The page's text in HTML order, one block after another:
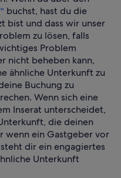
buchst, hast du die
bist und dass wir unser
zu lösen, falls
Problem
nicht beheben kann,
ähnliche Unterkunft zu
Buchung zu
Wenn sich eine
Inserat unterscheidet,
die deinen
wenn ein Gastgeber vor
dir ein engagiertes
Unterkunft